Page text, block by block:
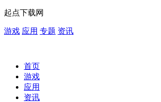
起点下载网
游戏 应用 专题 资讯
首页
游戏
应用
资讯